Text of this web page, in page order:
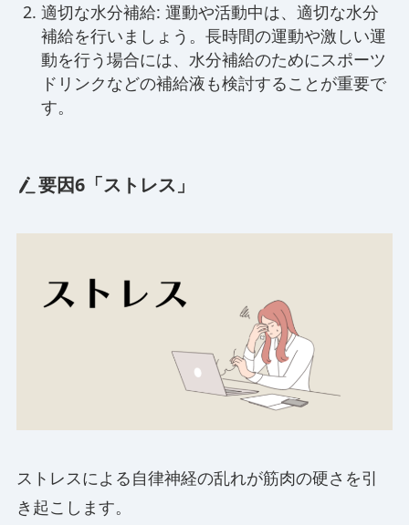
適切な水分補給: 運動や活動中は、適切な水分
補給を行いましょう。長時間の運動や激しい運
動を行う場合には、水分補給のためにスポーツ
ドリンクなどの補給液も検討することが重要で
す。
要因6「ストレス」
ストレスによる自律神経の乱れが筋肉の硬さを引
き起こします。